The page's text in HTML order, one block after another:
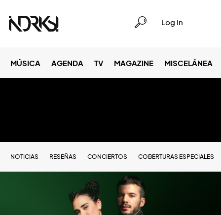
Log In
MÚSICA AGENDA TV MAGAZINE MISCELÁNEA
NOTICIAS RESEÑAS CONCIERTOS COBERTURAS ESPECIALES